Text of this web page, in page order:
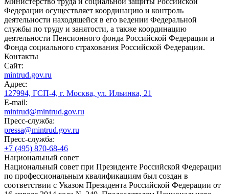
Федерации осуществляет координацию и контроль
деятельности находящейся в его ведении Федеральной
службы по труду и занятости, а также координацию
деятельности Пенсионного фонда Российской Федерации и
Фонда социального страхования Российской Федерации.
Контакты
Сайт:
mintrud.gov.ru
Адрес:
127994, ГСП-4, г. Москва, ул. Ильинка, 21
E-mail:
mintrud@mintrud.gov.ru
Пресс-служба:
pressa@mintrud.gov.ru
Пресс-служба:
+7 (495) 870-68-46
Национальный совет
Национальный совет при Президенте Российской Федерации
по профессиональным квалификациям был создан в
соответствии с Указом Президента Российской Федерации от